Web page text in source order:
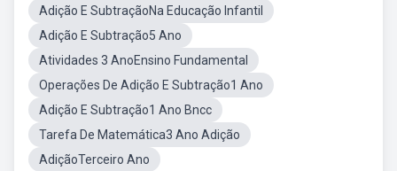
Adição E SubtraçãoNa Educação Infantil
Adição E Subtração5 Ano
Atividades 3 AnoEnsino Fundamental
Operações De Adição E Subtração1 Ano
Adição E Subtração1 Ano Bncc
Tarefa De Matemática3 Ano Adição
AdiçãoTerceiro Ano